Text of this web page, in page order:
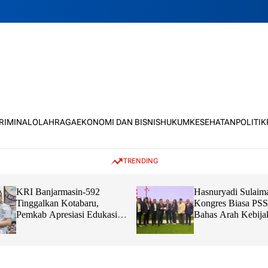
OLAHRAGAEKONOMI DAN BISNISHUKUMKESEHATANPOLITIK
TRENDING
KRI Banjarmasin-592
Tinggalkan Kotabaru,
Pemkab Apresiasi Edukasi
dan Sinergi TNI Bersama
Masyarakat
Hasnuryadi
Kongres Biasa
Bahas Arah
Bola Nasional